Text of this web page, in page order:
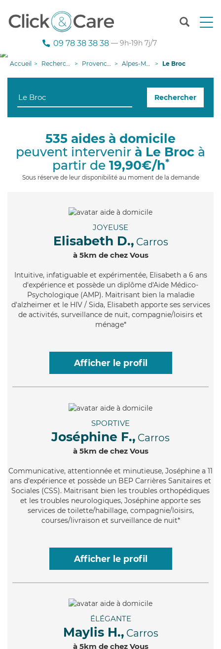
T
n
g
09 78 38 38 38 — 9h-19h 7j/7
Accueil Recherche aide à domicile Provence-Alpes-Côte d'Azur Alpes-Maritimes Le Broc
Rechercher
535 aides à domicile
peuvent intervenir à Le Broc à
partir de 19,90€/h*
Sous réserve de leur disponibilité au moment de la demande
JOYEUSE
Elisabeth D., Carros
à 5km de chez Vous
Intuitive, infatiguable et expérimentée, Elisabeth a 6 ans
d'expérience et possède un diplôme d'Aide Médico-
Psychologique (AMP). Maitrisant bien la maladie
d'alzheimer et le HIV / Sida, Elisabeth apporte ses services
de activités, surveillance de nuit, compagnie/loisirs et
ménage*
Afficher le profil
SPORTIVE
Joséphine F., Carros
à 5km de chez Vous
Communicative, attentionnée et minutieuse, Joséphine a 11
ans d'expérience et possède un BEP Carrières Sanitaires et
Sociales (CSS). Maitrisant bien les troubles orthopédiques
et les troubles neurologiques, Joséphine apporte ses
services de toilette/habillage, compagnie/loisirs,
courses/livraison et surveillance de nuit*
Afficher le profil
ÉLÉGANTE
Maylis H., Carros
à 5km de chez Vous